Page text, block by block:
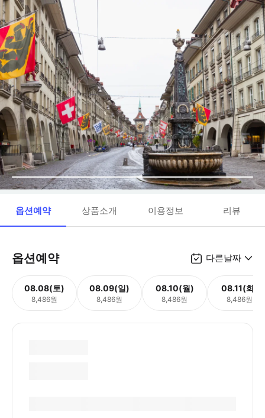
옵션예약 상품소개 이용정보 리뷰
옵션예약 다른날짜
08.08(토)
8,486원
08.09(일)
8,486원
08.10(월)
8,486원
08.11(화)
8,486원